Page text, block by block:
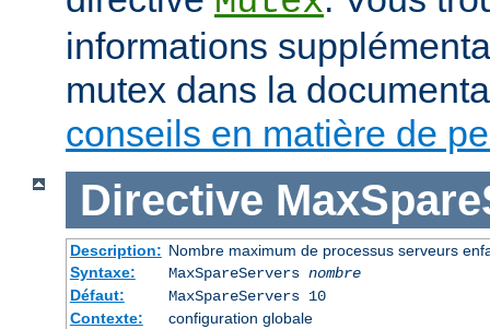
informations
mutex dans la
conseils en matière de
Directive
Description: Nombre maximum de processus serveurs
Syntaxe:
MaxSpareServers nombre
Défaut:
MaxSpareServers 10
Contexte:
configuration globale